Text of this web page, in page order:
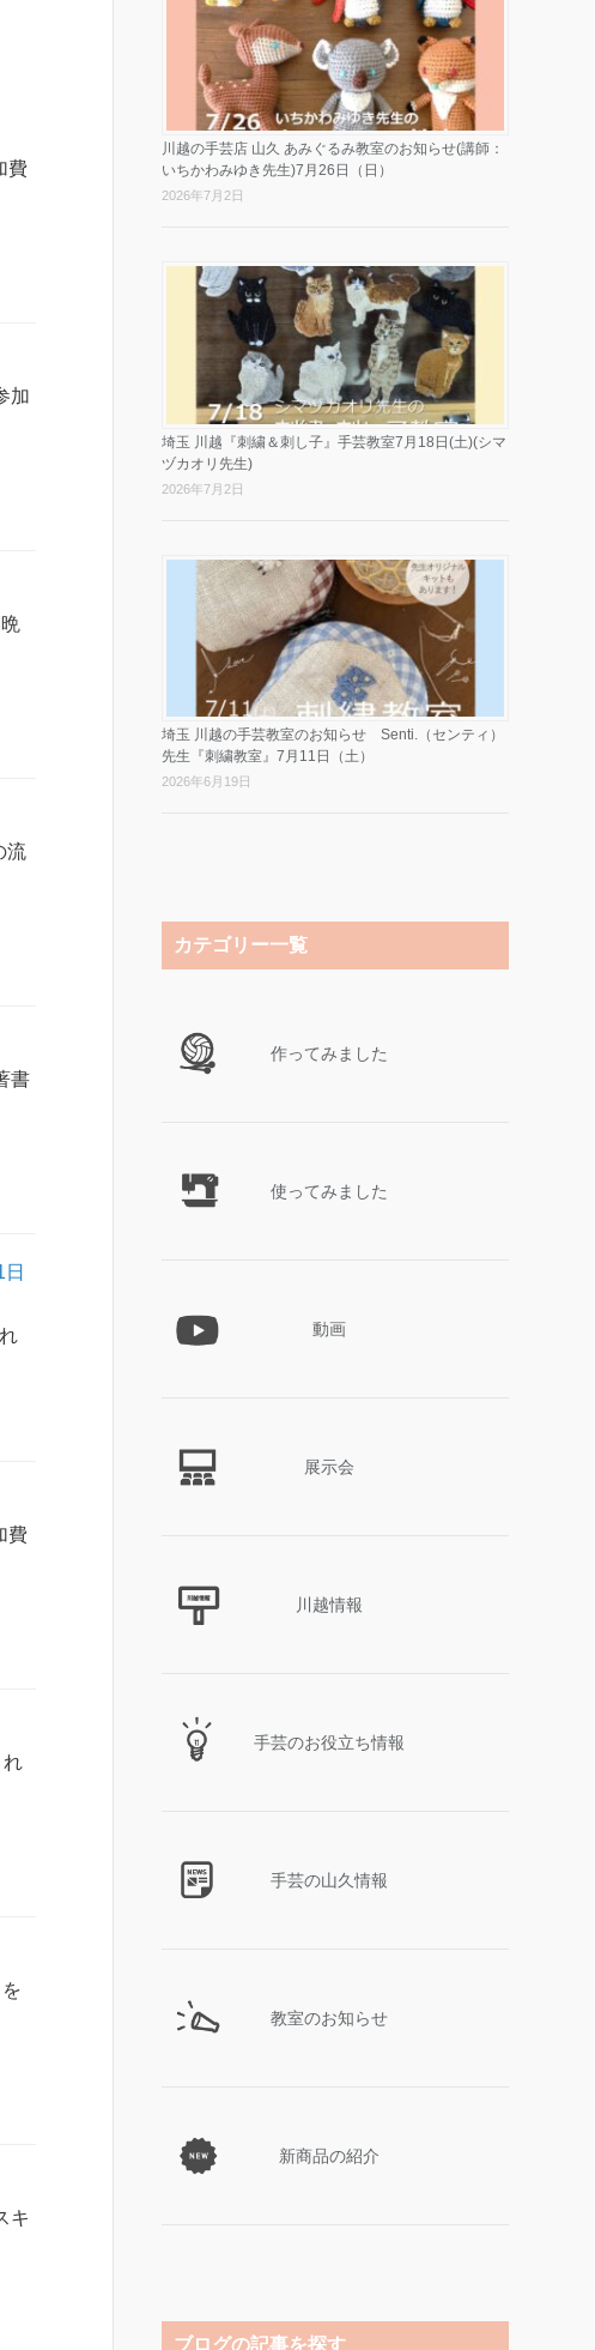
費
加
流
書
費
れ
キ
川越の手芸店 山久 あみぐるみ教室のお知らせ(講師：
いちかわみゆき先生)7月26日（日）
2026年7月2日
埼玉 川越『刺繍＆刺し子』手芸教室7月18日(土)(シマ
ヅカオリ先生)
2026年7月2日
埼玉 川越の手芸教室のお知らせ Senti.（センティ）
先生『刺繍教室』7月11日（土）
2026年6月19日
カテゴリー一覧
作ってみました
使ってみました
動画
展示会
川越情報
手芸のお役立ち情報
手芸の山久情報
教室のお知らせ
新商品の紹介
ブログの記事を探す